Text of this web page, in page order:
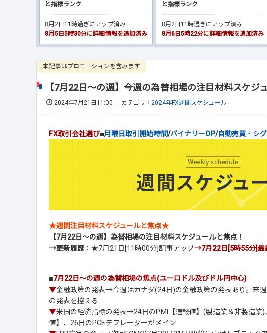
と指標ランク
8月2日11時過ぎにアップ済み
8月5日5時30分に詳細情報を追加済み
と指標ランク
8月2日11時過ぎにアップ済み
8月6日5時22分に詳細情報を追加済み
本記事はプロモーションを含みます
【7月22日～の週】今週の為替相場の注目材料スケジ
2024年7月21日11:00 カテゴリ： 2024年FX週間スケジュール
FX取引会社選び■月曜日取引開始時間/バイナリーOP/自動売買・シ
★週間注目材料スケジュールと焦点★
【7月22日～の週】為替相場の注目材料スケジュールと焦点！
→更新履歴 ：★7月21日[11時00分]記事アップ→7月22日[5時55分]最
■7月22日～の週の為替相場の焦点(ユーロドル及びドル円中心)
▼金融政策の発表→今週はカナダ(24日)の金融政策の発表あり。来
の発表を控える
▼米国の経済指標の発表→24日のPMI【速報値】(製造業＆非製造業)
値】、26日のPCEデフレーターがメイン